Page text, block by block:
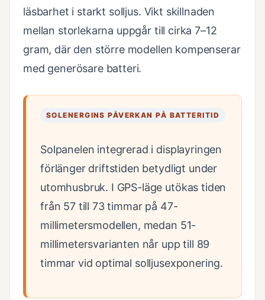
läsbarhet i starkt solljus. Vikt skillnaden
mellan storlekarna uppgår till cirka 7–12
gram, där den större modellen kompenserar
med generösare batteri.
SOLENERGINS PÅVERKAN PÅ BATTERITID
Solpanelen integrerad i displayringen
förlänger driftstiden betydligt under
utomhusbruk. I GPS-läge utökas tiden
från 57 till 73 timmar på 47-
millimetersmodellen, medan 51-
millimetersvarianten når upp till 89
timmar vid optimal solljusexponering.